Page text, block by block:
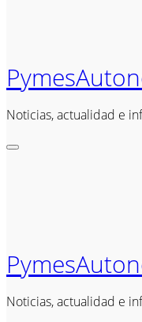
Noticias, actualidad e
Noticias, actualidad e